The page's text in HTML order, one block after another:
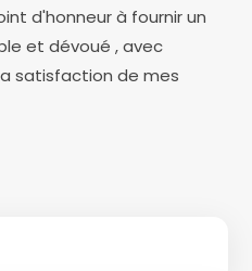
d'honneur à fournir un
et dévoué , avec
satisfaction de mes